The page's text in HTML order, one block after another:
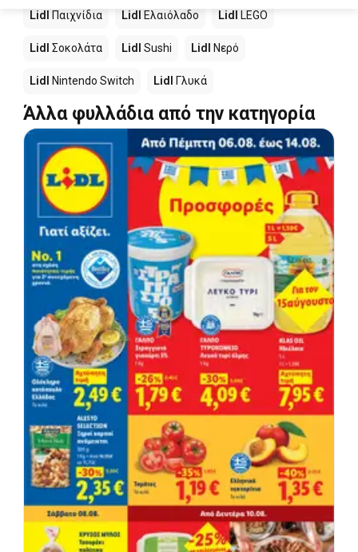
Lidl Παιχνίδια Lidl Ελαιόλαδο Lidl LEGO
Lidl Σοκολάτα Lidl Sushi Lidl Νερό
Lidl Nintendo Switch Lidl Γλυκά
Άλλα φυλλάδια από την κατηγορία